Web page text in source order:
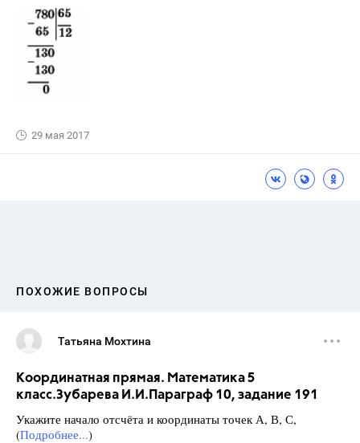
29 мая 2017
ПОХОЖИЕ ВОПРОСЫ
Татьяна Мохтина
Координатная прямая. Математика 5
класс.Зубарева И.И.Параграф 10, задание 191
Укажите начало отсчёта и координаты точек А, В, С,
(Подробнее...)